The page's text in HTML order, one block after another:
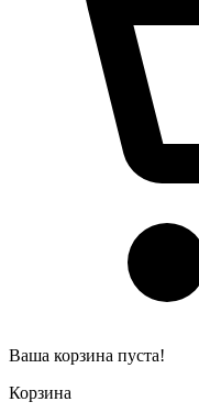
Ваша корзина пуста!
Корзина